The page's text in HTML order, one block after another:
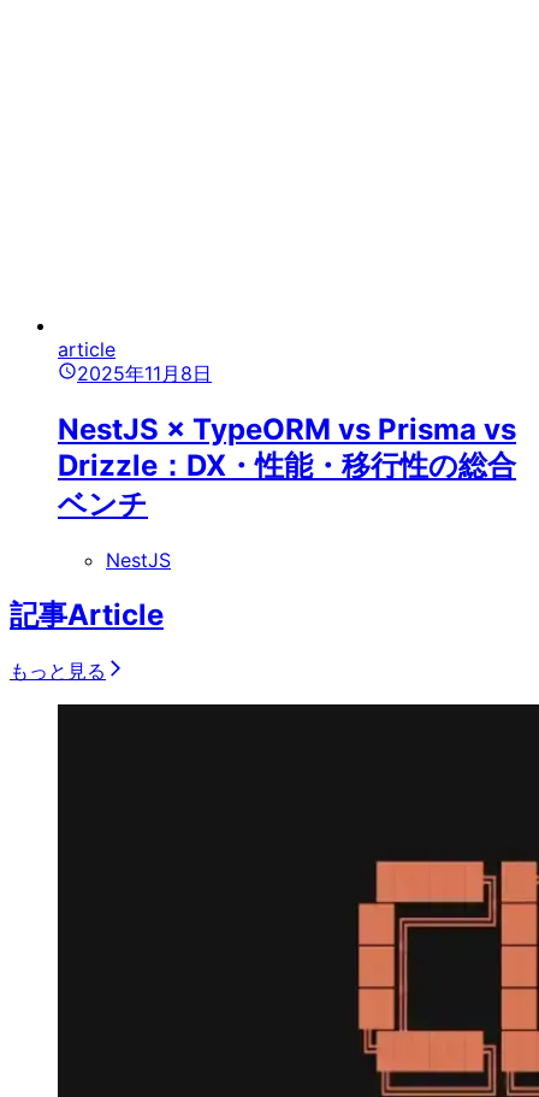
article
2025年11月8日
NestJS × TypeORM vs Prisma vs
Drizzle：DX・性能・移行性の総合
ベンチ
NestJS
記事Article
もっと見る